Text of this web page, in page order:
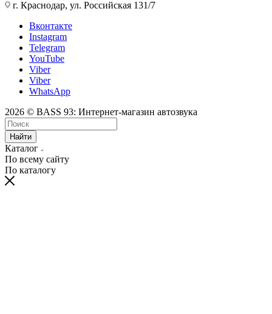
г. Краснодар, ул. Российская 131/7
Вконтакте
Instagram
Telegram
YouTube
Viber
Viber
WhatsApp
2026 © BASS 93: Интернет-магазин автозвука
Найти
Каталог
По всему сайту
По каталогу